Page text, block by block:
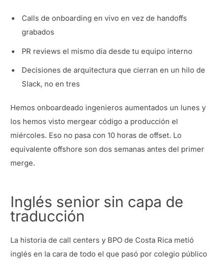
Calls de onboarding en vivo en vez de handoffs
grabados
PR reviews el mismo día desde tu equipo interno
Decisiones de arquitectura que cierran en un hilo de
Slack, no en tres
Hemos onboardeado ingenieros aumentados un lunes y
los hemos visto mergear código a producción el
miércoles. Eso no pasa con 10 horas de offset. Lo
equivalente offshore son dos semanas antes del primer
merge.
Inglés senior sin capa de
traducción
La historia de call centers y BPO de Costa Rica metió
inglés en la cara de todo el que pasó por colegio público